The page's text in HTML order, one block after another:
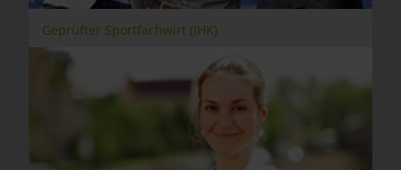
Geprüfter Sportfachwirt (IHK)